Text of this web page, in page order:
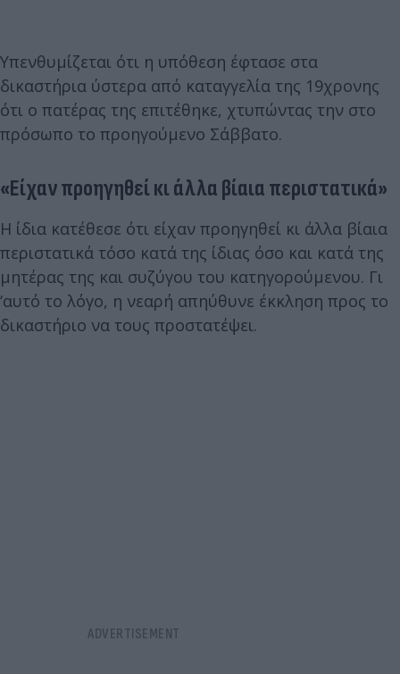
Υπενθυμίζεται ότι η υπόθεση έφτασε στα
δικαστήρια ύστερα από καταγγελία της 19χρονης
ότι ο πατέρας της επιτέθηκε, χτυπώντας την στο
πρόσωπο το προηγούμενο Σάββατο.
«Είχαν προηγηθεί κι άλλα βίαια περιστατικά»
Η ίδια κατέθεσε ότι είχαν προηγηθεί κι άλλα βίαια
περιστατικά τόσο κατά της ίδιας όσο και κατά της
μητέρας της και συζύγου του κατηγορούμενου. Γι
‘αυτό το λόγο, η νεαρή απηύθυνε έκκληση προς το
δικαστήριο να τους προστατέψει.